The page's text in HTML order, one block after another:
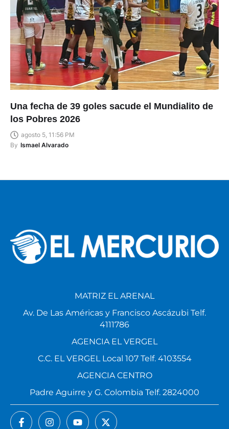
Una fecha de 39 goles sacude el Mundialito de
los Pobres 2026
agosto 5, 11:56 PM
By Ismael Alvarado
MATRIZ EL ARENAL
Av. De Las Américas y Francisco Ascázubi Telf.
4111786
AGENCIA EL VERGEL
C.C. EL VERGEL Local 107 Telf. 4103554
AGENCIA CENTRO
Padre Aguirre y G. Colombia Telf. 2824000